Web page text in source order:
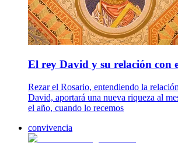
El rey David y su relación con
Rezar el Rosario, entendiendo la
David, aportará una nueva riqueza al
el año, cuando lo recemos
convivencia